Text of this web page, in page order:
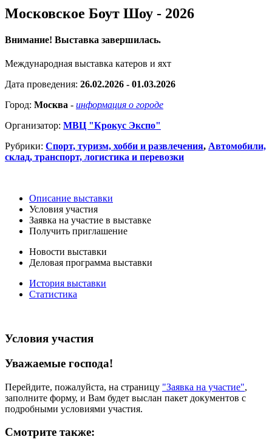
Московское Боут Шоу - 2026
Внимание! Выставка завершилась.
Международная выставка катеров и яхт
Дата проведения: 26.02.2026 - 01.03.2026
Город: Москва - информация о городе
Организатор: МВЦ "Крокус Экспо"
Рубрики: Спорт, туризм, хобби и развлечения, Автомобили,
склад, транспорт, логистика и перевозки
Описание выставки
Условия участия
Заявка на участие в выставке
Получить приглашение
Новости выставки
Деловая программа выставки
История выставки
Статистика
Условия участия
Уважаемые господа!
Перейдите, пожалуйста, на страницу "Заявка на участие",
заполните форму, и Вам будет выслан пакет документов с
подробными условиями участия.
Смотрите также: